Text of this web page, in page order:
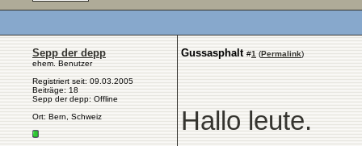
Sepp der depp
ehem. Benutzer
Registriert seit: 09.03.2005
Beiträge: 18
Sepp der depp: Offline
Ort: Bern, Schweiz
Gussasphalt #1 (Permalink)
Hallo leute.